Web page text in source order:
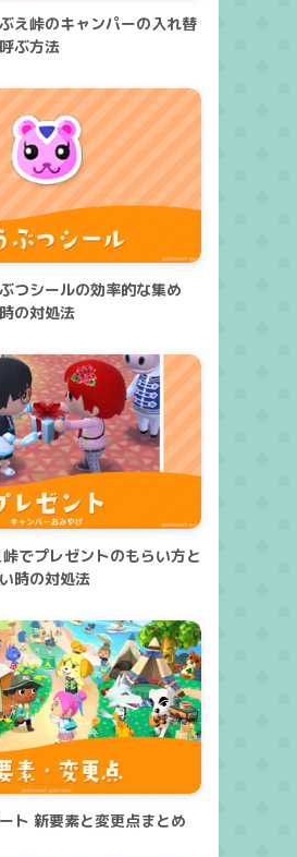
え峠のキャンパーの入れ替
ぶ方法
つシールの効率的な集め
の対処法
でプレゼントのもらい方と
時の対処法
ト 新要素と変更点まとめ